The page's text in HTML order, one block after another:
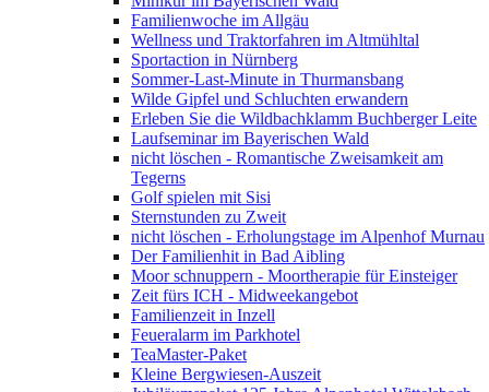
Familienwoche im Allgäu
Wellness und Traktorfahren im Altmühltal
Sportaction in Nürnberg
Sommer-Last-Minute in Thurmansbang
Wilde Gipfel und Schluchten erwandern
Erleben Sie die Wildbachklamm Buchberger Leite
Laufseminar im Bayerischen Wald
nicht löschen - Romantische Zweisamkeit am
Tegerns
Golf spielen mit Sisi
Sternstunden zu Zweit
nicht löschen - Erholungstage im Alpenhof Murnau
Der Familienhit in Bad Aibling
Moor schnuppern - Moortherapie für Einsteiger
Zeit fürs ICH - Midweekangebot
Familienzeit in Inzell
Feueralarm im Parkhotel
TeaMaster-Paket
Kleine Bergwiesen-Auszeit